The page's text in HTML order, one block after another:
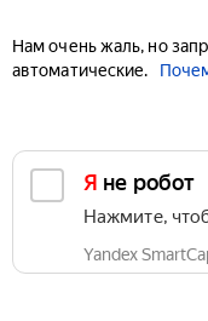
Нам очень жаль, но
автоматические.
Я не робот
Нажмите,
Yandex